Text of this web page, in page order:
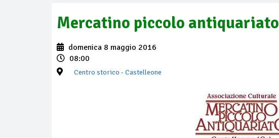
Mercatino piccolo antiquariato
domenica 8 maggio 2016
08:00
Centro storico - Castelleone